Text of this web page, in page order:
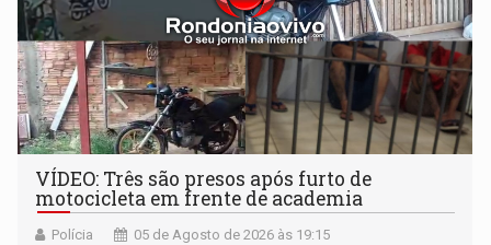
VÍDEO: Três são presos após furto de
motocicleta em frente de academia
Polícia 05 de Agosto de 2026 às 19:15